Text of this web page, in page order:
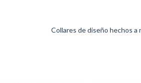
Collares de diseño hechos a